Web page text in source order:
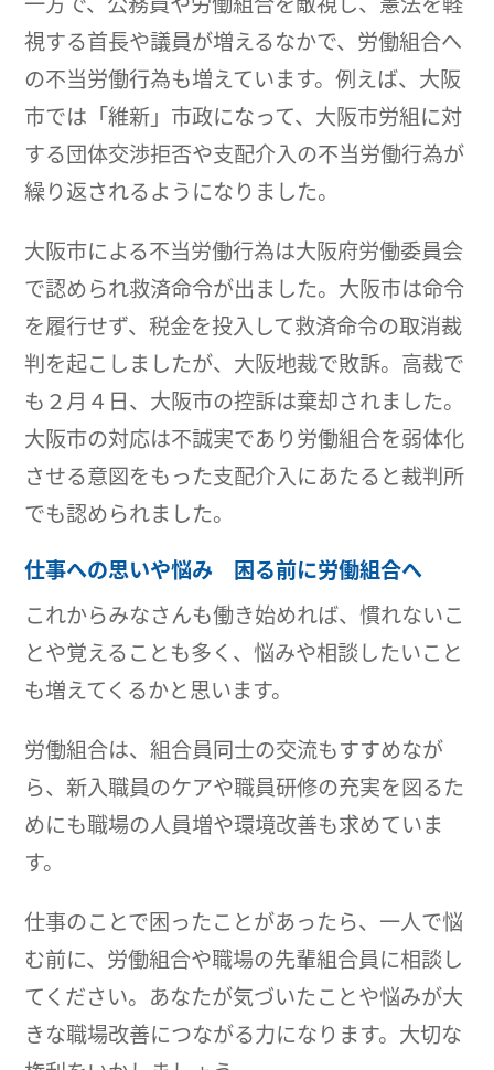
視する首長や議員が増えるなかで、労働組合へ
の不当労働行為も増えています。例えば、大阪
市では「維新」市政になって、大阪市労組に対
する団体交渉拒否や支配介入の不当労働行為が
繰り返されるようになりました。
大阪市による不当労働行為は大阪府労働委員会
で認められ救済命令が出ました。大阪市は命令
を履行せず、税金を投入して救済命令の取消裁
判を起こしましたが、大阪地裁で敗訴。高裁で
も２月４日、大阪市の控訴は棄却されました。
大阪市の対応は不誠実であり労働組合を弱体化
させる意図をもった支配介入にあたると裁判所
でも認められました。
仕事への思いや悩み 困る前に労働組合へ
これからみなさんも働き始めれば、慣れないこ
とや覚えることも多く、悩みや相談したいこと
も増えてくるかと思います。
労働組合は、組合員同士の交流もすすめなが
ら、新入職員のケアや職員研修の充実を図るた
めにも職場の人員増や環境改善も求めていま
す。
仕事のことで困ったことがあったら、一人で悩
む前に、労働組合や職場の先輩組合員に相談し
てください。あなたが気づいたことや悩みが大
きな職場改善につながる力になります。大切な